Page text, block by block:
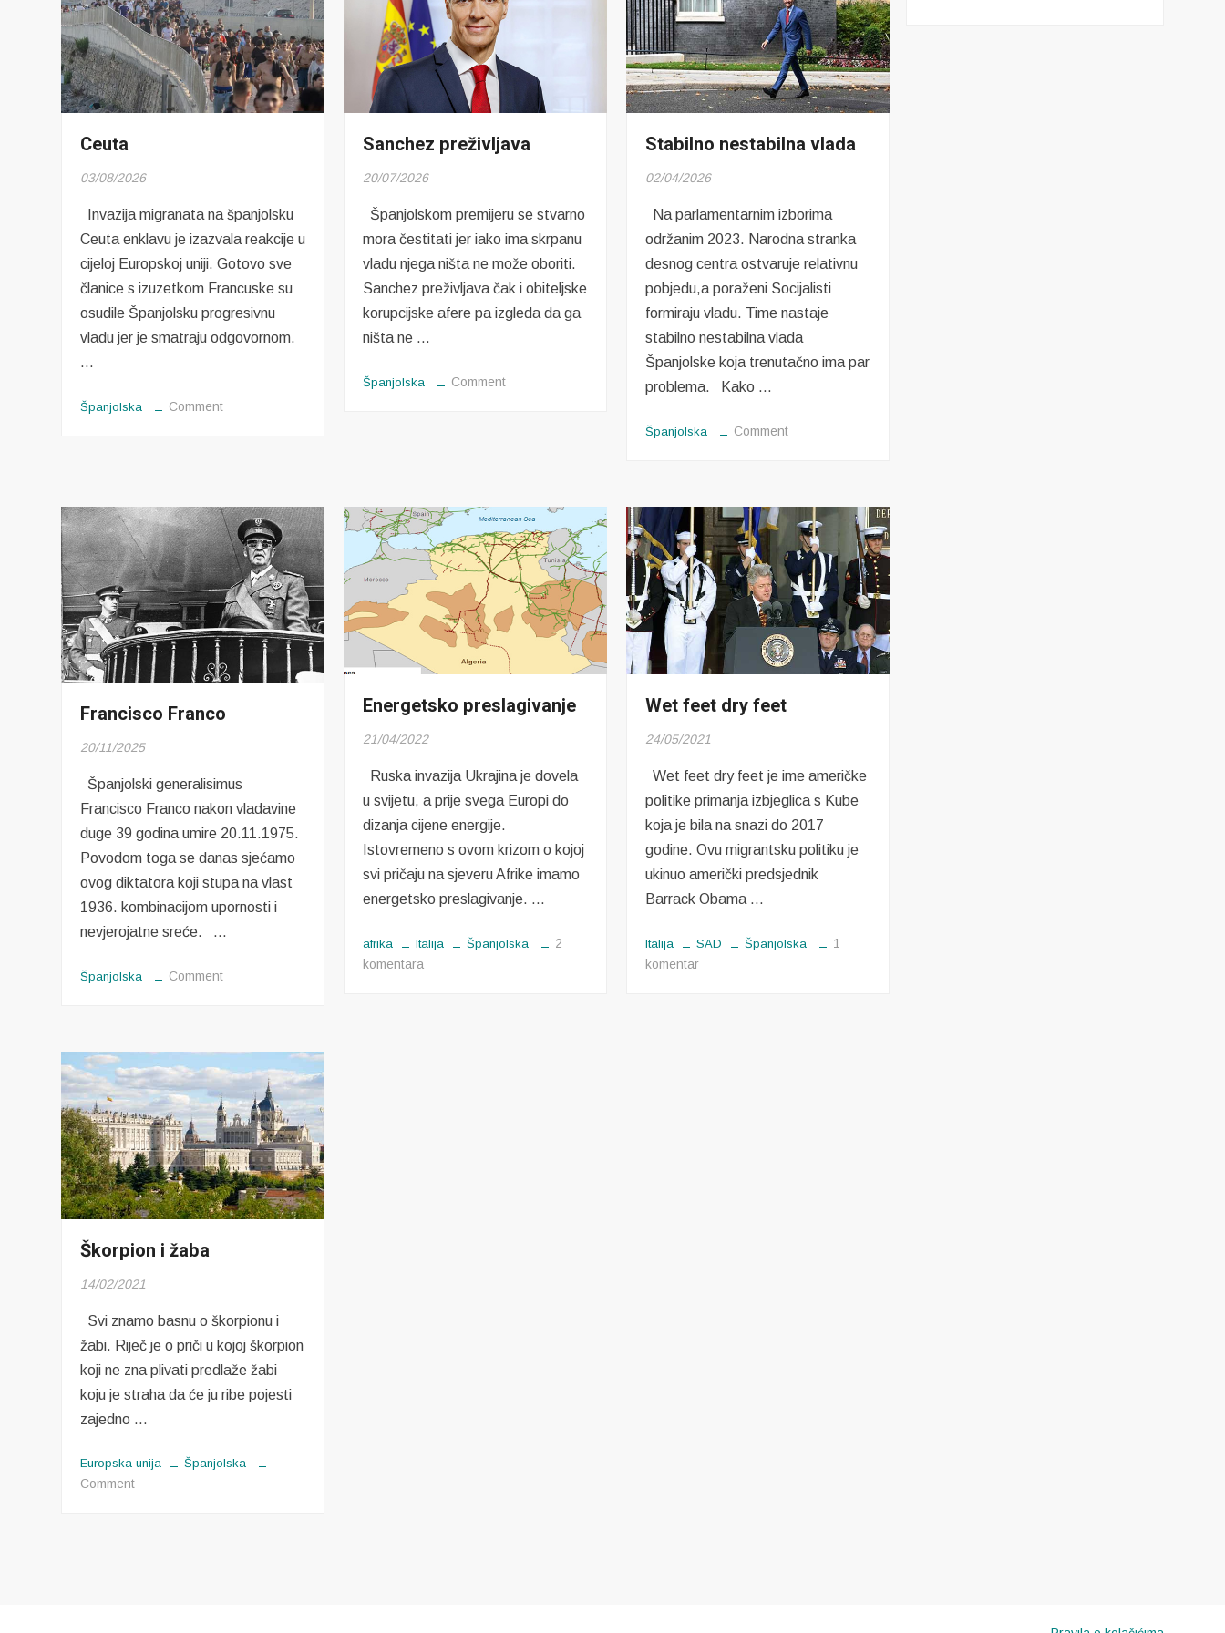
Ceuta
03/08/2026
Invazija migranata na španjolsku
Ceuta enklavu je izazvala reakcije u
cijeloj Europskoj uniji. Gotovo sve
članice s izuzetkom Francuske su
osudile Španjolsku progresivnu
vladu jer je smatraju odgovornom.
…
Španjolska Commenton
Sanchez preživljava
20/07/2026
Španjolskom premijeru se stvarno
mora čestitati jer iako ima skrpanu
vladu njega ništa ne može oboriti.
Sanchez preživljava čak i obiteljske
korupcijske afere pa izgleda da ga
ništa ne …
Španjolska Commenton
Stabilno nestabilna vlada
02/04/2026
Na parlamentarnim izborima
održanim 2023. Narodna stranka
desnog centra ostvaruje relativnu
pobjedu,a poraženi Socijalisti
formiraju vladu. Time nastaje
stabilno nestabilna vlada
Španjolske koja trenutačno ima par
problema. Kako …
Španjolska Commenton
Francisco Franco
20/11/2025
Španjolski generalisimus
Francisco Franco nakon vladavine
duge 39 godina umire 20.11.1975.
Povodom toga se danas sjećamo
ovog diktatora koji stupa na vlast
1936. kombinacijom upornosti i
nevjerojatne sreće. …
Španjolska Commenton
Energetsko preslagivanje
21/04/2022
Ruska invazija Ukrajina je dovela
u svijetu, a prije svega Europi do
dizanja cijene energije.
Istovremeno s ovom krizom o kojoj
svi pričaju na sjeveru Afrike imamo
energetsko preslagivanje. …
afrika Italija Španjolska
2
komentara
Wet feet dry feet
24/05/2021
Wet feet dry feet je ime američke
politike primanja izbjeglica s Kube
koja je bila na snazi do 2017
godine. Ovu migrantsku politiku je
ukinuo američki predsjednik
Barrack Obama …
Italija SAD Španjolska
1
komentarna
Škorpion i žaba
14/02/2021
Svi znamo basnu o škorpionu i
žabi. Riječ je o priči u kojoj škorpion
koji ne zna plivati predlaže žabi
koju je straha da će ju ribe pojesti
zajedno …
Europska unija Španjolska
Commenton